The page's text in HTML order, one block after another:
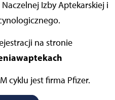
Izby Aptekarskiej i
na stronie
cyklu jest firma Pfizer.